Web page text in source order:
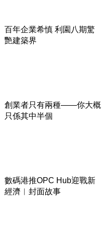
百年企業希慎 利園八期驚
艷建築界
創業者只有兩種——你大概
只係其中半個
數碼港推OPC Hub迎戰新
經濟︳封面故事